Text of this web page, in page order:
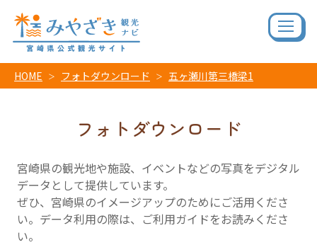
HOME フォトダウンロード 五ヶ瀬川第三橋梁1
フォトダウンロード
宮崎県の観光地や施設、イベントなどの写真をデジタル
データとして提供しています。
ぜひ、宮崎県のイメージアップのためにご活用くださ
い。データ利用の際は、ご利用ガイドをお読みくださ
い。